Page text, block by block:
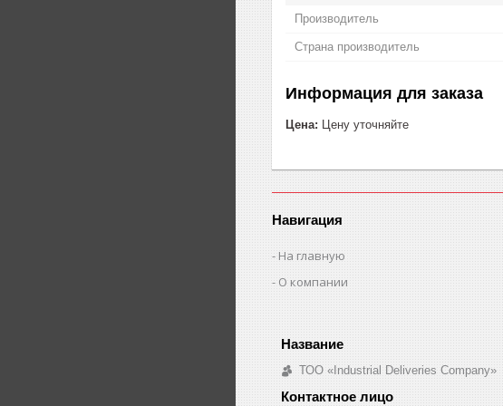
Производитель
Страна производитель
Информация для заказа
Цена: Цену уточняйте
Навигация
На главную
О компании
ТОО «Industrial Deliveries Company»